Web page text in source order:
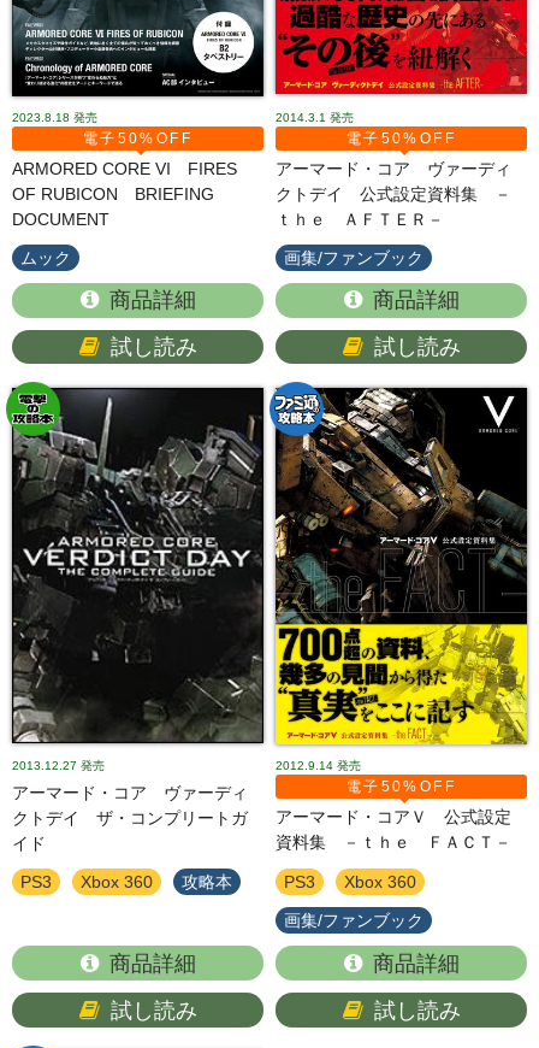
2023.8.18 発売
電子50%OFF
ARMORED CORE VI FIRES
OF RUBICON BRIEFING
DOCUMENT
ムック
商品詳細
試し読み
2014.3.1 発売
電子50%OFF
アーマード・コア ヴァーディ
クトデイ 公式設定資料集 －
ｔｈｅ ＡＦＴＥＲ－
画集/ファンブック
商品詳細
試し読み
2013.12.27 発売
アーマード・コア ヴァーディ
クトデイ ザ・コンプリートガ
イド
PS3 Xbox 360 攻略本
商品詳細
試し読み
2012.9.14 発売
電子50%OFF
アーマード・コアＶ 公式設定
資料集 －ｔｈｅ ＦＡＣＴ－
PS3 Xbox 360
画集/ファンブック
商品詳細
試し読み